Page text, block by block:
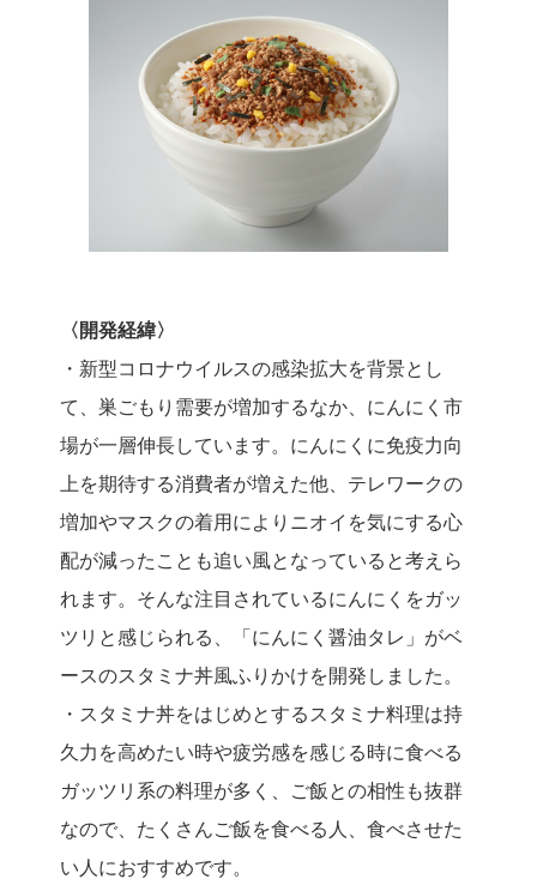
〈開発経緯〉
・新型コロナウイルスの感染拡大を背景とし
て、巣ごもり需要が増加するなか、にんにく市
場が一層伸長しています。にんにくに免疫力向
上を期待する消費者が増えた他、テレワークの
増加やマスクの着用によりニオイを気にする心
配が減ったことも追い風となっていると考えら
れます。そんな注目されているにんにくをガッ
ツリと感じられる、「にんにく醤油タレ」がベ
ースのスタミナ丼風ふりかけを開発しました。
・スタミナ丼をはじめとするスタミナ料理は持
久力を高めたい時や疲労感を感じる時に食べる
ガッツリ系の料理が多く、ご飯との相性も抜群
なので、たくさんご飯を食べる人、食べさせた
い人におすすめです。